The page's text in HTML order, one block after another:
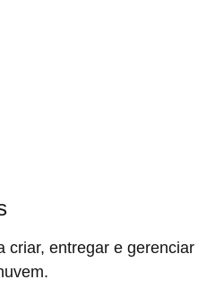
criar, entregar e gerenciar